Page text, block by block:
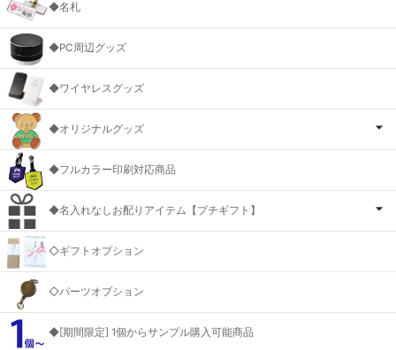
◆名札
◆PC周辺グッズ
◆ワイヤレスグッズ
◆オリジナルグッズ
◆フルカラー印刷対応商品
◆名入れなしお配りアイテム【プチギフト】
◇ギフトオプション
◇パーツオプション
◆[期間限定] 1個からサンプル購入可能商品